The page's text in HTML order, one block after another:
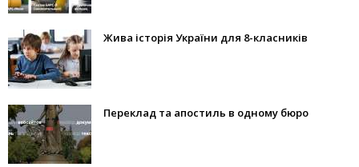
Жива історія України для 8-класників
Переклад та апостиль в одному бюро